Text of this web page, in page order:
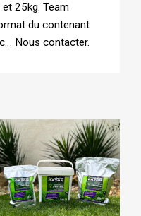
25kg. Team
du contenant
Nous contacter.